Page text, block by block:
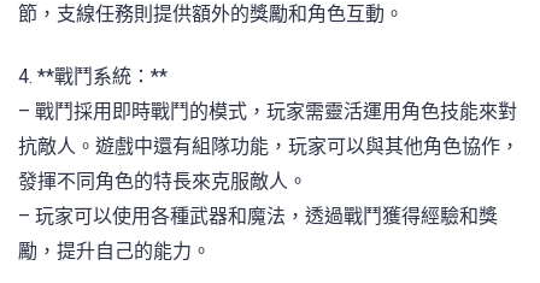
節，支線任務則提供額外的獎勵和角色互動。
4. **戰鬥系統：**
– 戰鬥採用即時戰鬥的模式，玩家需靈活運用角色技能來對
抗敵人。遊戲中還有組隊功能，玩家可以與其他角色協作，
發揮不同角色的特長來克服敵人。
– 玩家可以使用各種武器和魔法，透過戰鬥獲得經驗和獎
勵，提升自己的能力。